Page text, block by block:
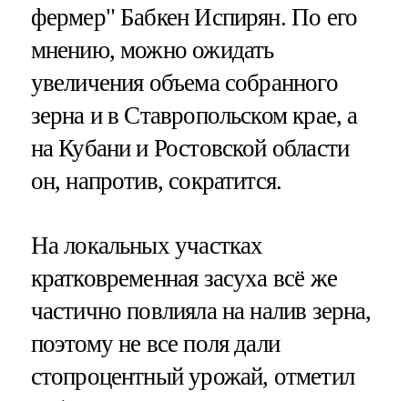
фермер" Бабкен Испирян. По его
мнению, можно ожидать
увеличения объема собранного
зерна и в Ставропольском крае, а
на Кубани и Ростовской области
он, напротив, сократится.
На локальных участках
кратковременная засуха всё же
частично повлияла на налив зерна,
поэтому не все поля дали
стопроцентный урожай, отметил